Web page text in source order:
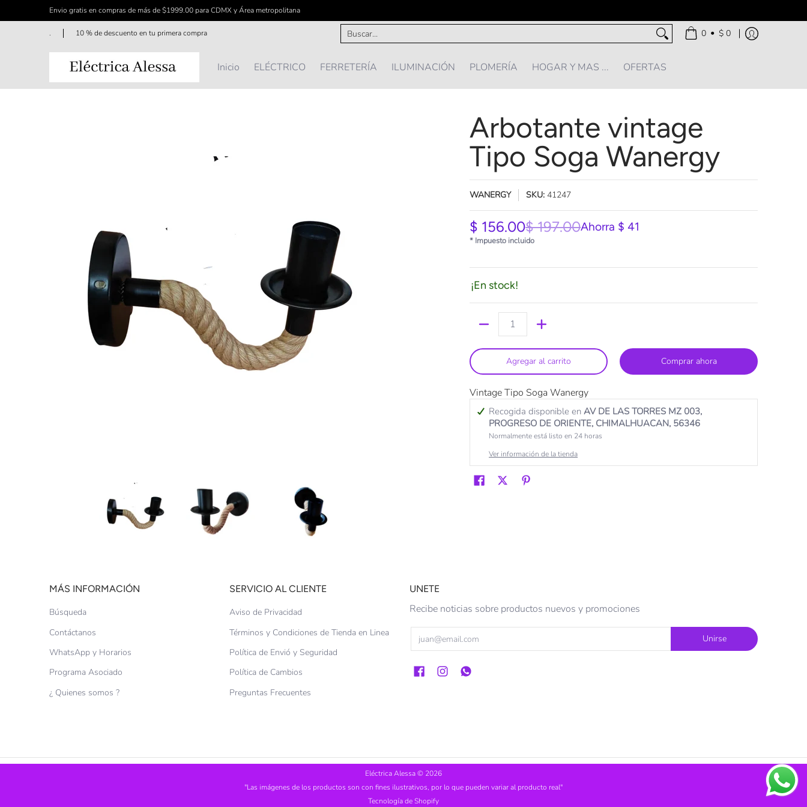
Saltar al contenido principal
Envio gratis en compras de más de $1999.00 para CDMX y Área metropolitana
Inicio ELÉCTRICO FERRETERÍA PLOMERÍA HOGAR Y MAS ... OFERTAS
. 10 % de descuento en tu primera compra Buscar... 0 • $ 0
Inicio ELÉCTRICO FERRETERÍA ILUMINACIÓN PLOMERÍA HOGAR Y MAS ... OFERTAS
Arbotante vintage Tipo Soga Wanergy número de medios 1 miniatura
Arbotante vintage Tipo Soga Wanergy número de medios 2 miniatura
Arbotante vintage
Tipo Soga Wanergy
WANERGY SKU:41247
$ 156.00$ 197.00Ahorra $ 41
* Impuesto incluido
¡En stock!
Agregar al carrito Comprar ahora
Vintage Tipo Soga Wanergy
Recogida disponible enAV DE LAS TORRES MZ 003,
PROGRESO DE ORIENTE, CHIMALHUACAN, 56346
Normalmente está listo en 24 horas
Ver información de la tienda
MÁS INFORMACIÓN
Búsqueda
Contáctanos
WhatsApp y Horarios
Programa Asociado
¿ Quienes somos ?
SERVICIO AL CLIENTE
Aviso de Privacidad
Términos y Condiciones de Tienda en Linea
Política de Envió y Seguridad
Política de Cambios
Preguntas Frecuentes
UNETE
Recibe noticias sobre productos nuevos y promociones
Unirse
Eléctrica Alessa© 2026
"Las imágenes de los productos son con fines ilustrativos, por lo que pueden variar al producto real"
Tecnología de Shopify